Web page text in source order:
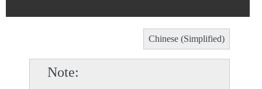
Chinese (Simplified)
Note